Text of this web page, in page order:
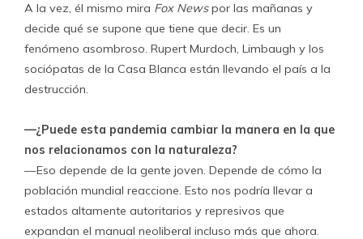
A la vez, él mismo mira Fox Newspor las mañanas y
decide qué se supone que tiene que decir. Es un
fenómeno asombroso. Rupert Murdoch, Limbaugh y los
sociópatas de la Casa Blanca están llevando el país a la
destrucción.
—¿Puede esta pandemia cambiar la manera en la que
nos relacionamos con la naturaleza?
—Eso depende de la gente joven. Depende de cómo la
población mundial reaccione. Esto nos podría llevar a
estados altamente autoritarios y represivos que
expandan el manual neoliberal incluso más que ahora.